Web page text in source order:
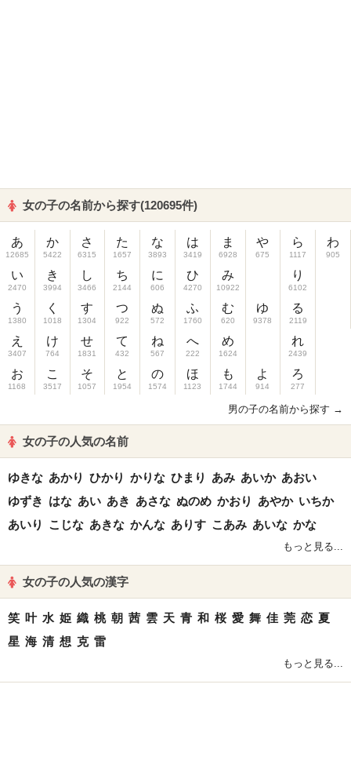
女の子の名前から探す(120695件)
あ
12685
い
2470
う
1380
え
3407
お
1168
か
5422
き
3994
く
1018
け
764
こ
3517
さ
6315
し
3466
す
1304
せ
1831
そ
1057
た
1657
ち
2144
つ
922
て
432
と
1954
な
3893
に
606
ぬ
572
ね
567
の
1574
は
3419
ひ
4270
ふ
1760
へ
222
ほ
1123
ま
6928
み
10922
む
620
め
1624
も
1744
や
675
ゆ
9378
よ
914
ら
1117
り
6102
る
2119
れ
2439
ろ
277
わ
905
男の子の名前から探す →
女の子の人気の名前
ゆきな あかり ひかり かりな ひまり あみ あいか あおい
ゆずき はな あい あき あさな ぬのめ かおり あやか いちか
あいり
こじな あきな かんな ありす こあみ あいな かな
もっと見る...
女の子の人気の漢字
笑 叶 水 姫 織 桃 朝 茜 雲 天 青 和 桜 愛 舞 佳 莞 恋 夏
星 海 清 想 克 雷
もっと見る...